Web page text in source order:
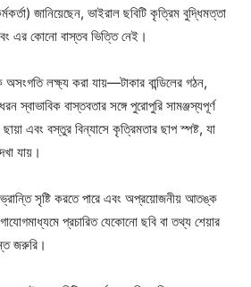
জানিয়েছেন, ভাইরাল ছবিটি কৃত্রিম বুদ্ধিমত্তা
এর কোনো বাস্তব ভিত্তি নেই।
লক্ষ্য করা যায়—টাকার বান্ডিলের গঠন,
স্বাভাবিক বাস্তবতার সঙ্গে পুরোপুরি সামঞ্জস্যপূর্ণ
এবং বস্তুর বিন্যাসে কৃত্রিমতার ছাপ স্পষ্ট, যা
যায়।
সৃষ্টি করতে পারে এবং অপ্রয়োজনীয় আতঙ্ক
প্রচারিত যেকোনো ছবি বা তথ্য শেয়ার
জরুরি।